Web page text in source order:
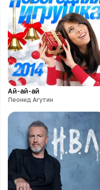
Ай-ай-ай
Леонид Агутин